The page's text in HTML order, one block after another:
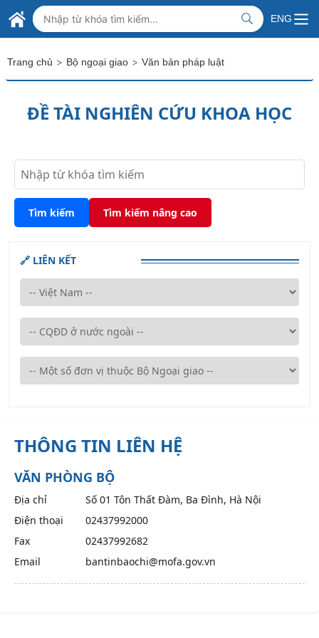
Skip to Main Content
BỘ NGOẠI GIAO VIỆT NAM
MINISTRY OF FOREIGN AFFAIRS
ENG
Trang chủ > Bộ ngoại giao > Văn bản pháp luật
ĐỀ TÀI NGHIÊN CỨU KHOA HỌC
Tìm kiếm Tìm kiếm nâng cao
🔗 LIÊN KẾT
THÔNG TIN LIÊN HỆ
VĂN PHÒNG BỘ
Địa chỉ
Số 01 Tôn Thất Đàm, Ba Đình, Hà Nội
Điện thoại
02437992000
Fax
02437992682
Email
bantinbaochi@mofa.gov.vn